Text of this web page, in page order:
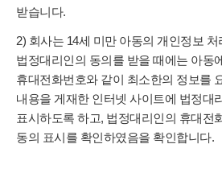
받습니다.
2) 회사는 14세 미만 아동의 개인정보 처
법정대리인의 동의를 받을 때에는 아동
휴대전화번호와 같이 최소한의 정보를
내용을 게재한 인터넷 사이트에 법정대
표시하도록 하고, 법정대리인의 휴대전
동의 표시를 확인하였음을 확인합니다.